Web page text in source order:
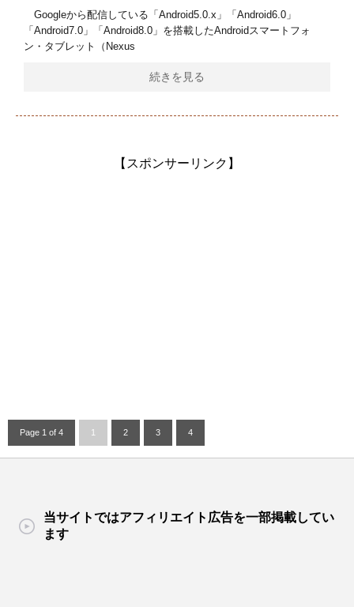
Googleから配信している「Android5.0.x」「Android6.0」
「Android7.0」「Android8.0」を搭載したAndroidスマートフォ
ン・タブレット（Nexus
続きを見る
【スポンサーリンク】
Page 1 of 4 1 2 3 4
当サイトではアフィリエイト広告を一部掲載してい
ます